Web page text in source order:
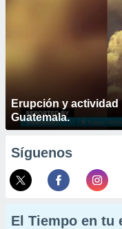
Erupción y
Guatemala.
Síguenos
El Tiempo en tu